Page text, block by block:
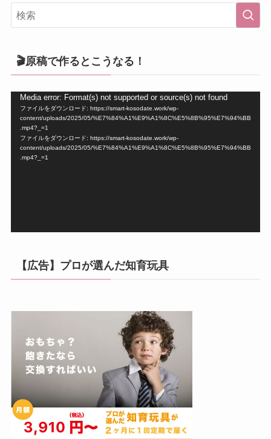
🎬原稿で作るとこうなる！
Media error: Format(s) not supported or source(s) not found
ファイルをダウンロード: https://smart-kosodate.work/wp-
content/uploads/2025/05/%E7%84%A1%E9%A1%8C%E5%8B%95%E7%94%BB
.mp4?_=1
ファイルをダウンロード: https://smart-kosodate.work/wp-
content/uploads/2025/05/%E7%84%A1%E9%A1%8C%E5%8B%95%E7%94%BB
.mp4?_=1
【広告】プロが選んだ知育玩具